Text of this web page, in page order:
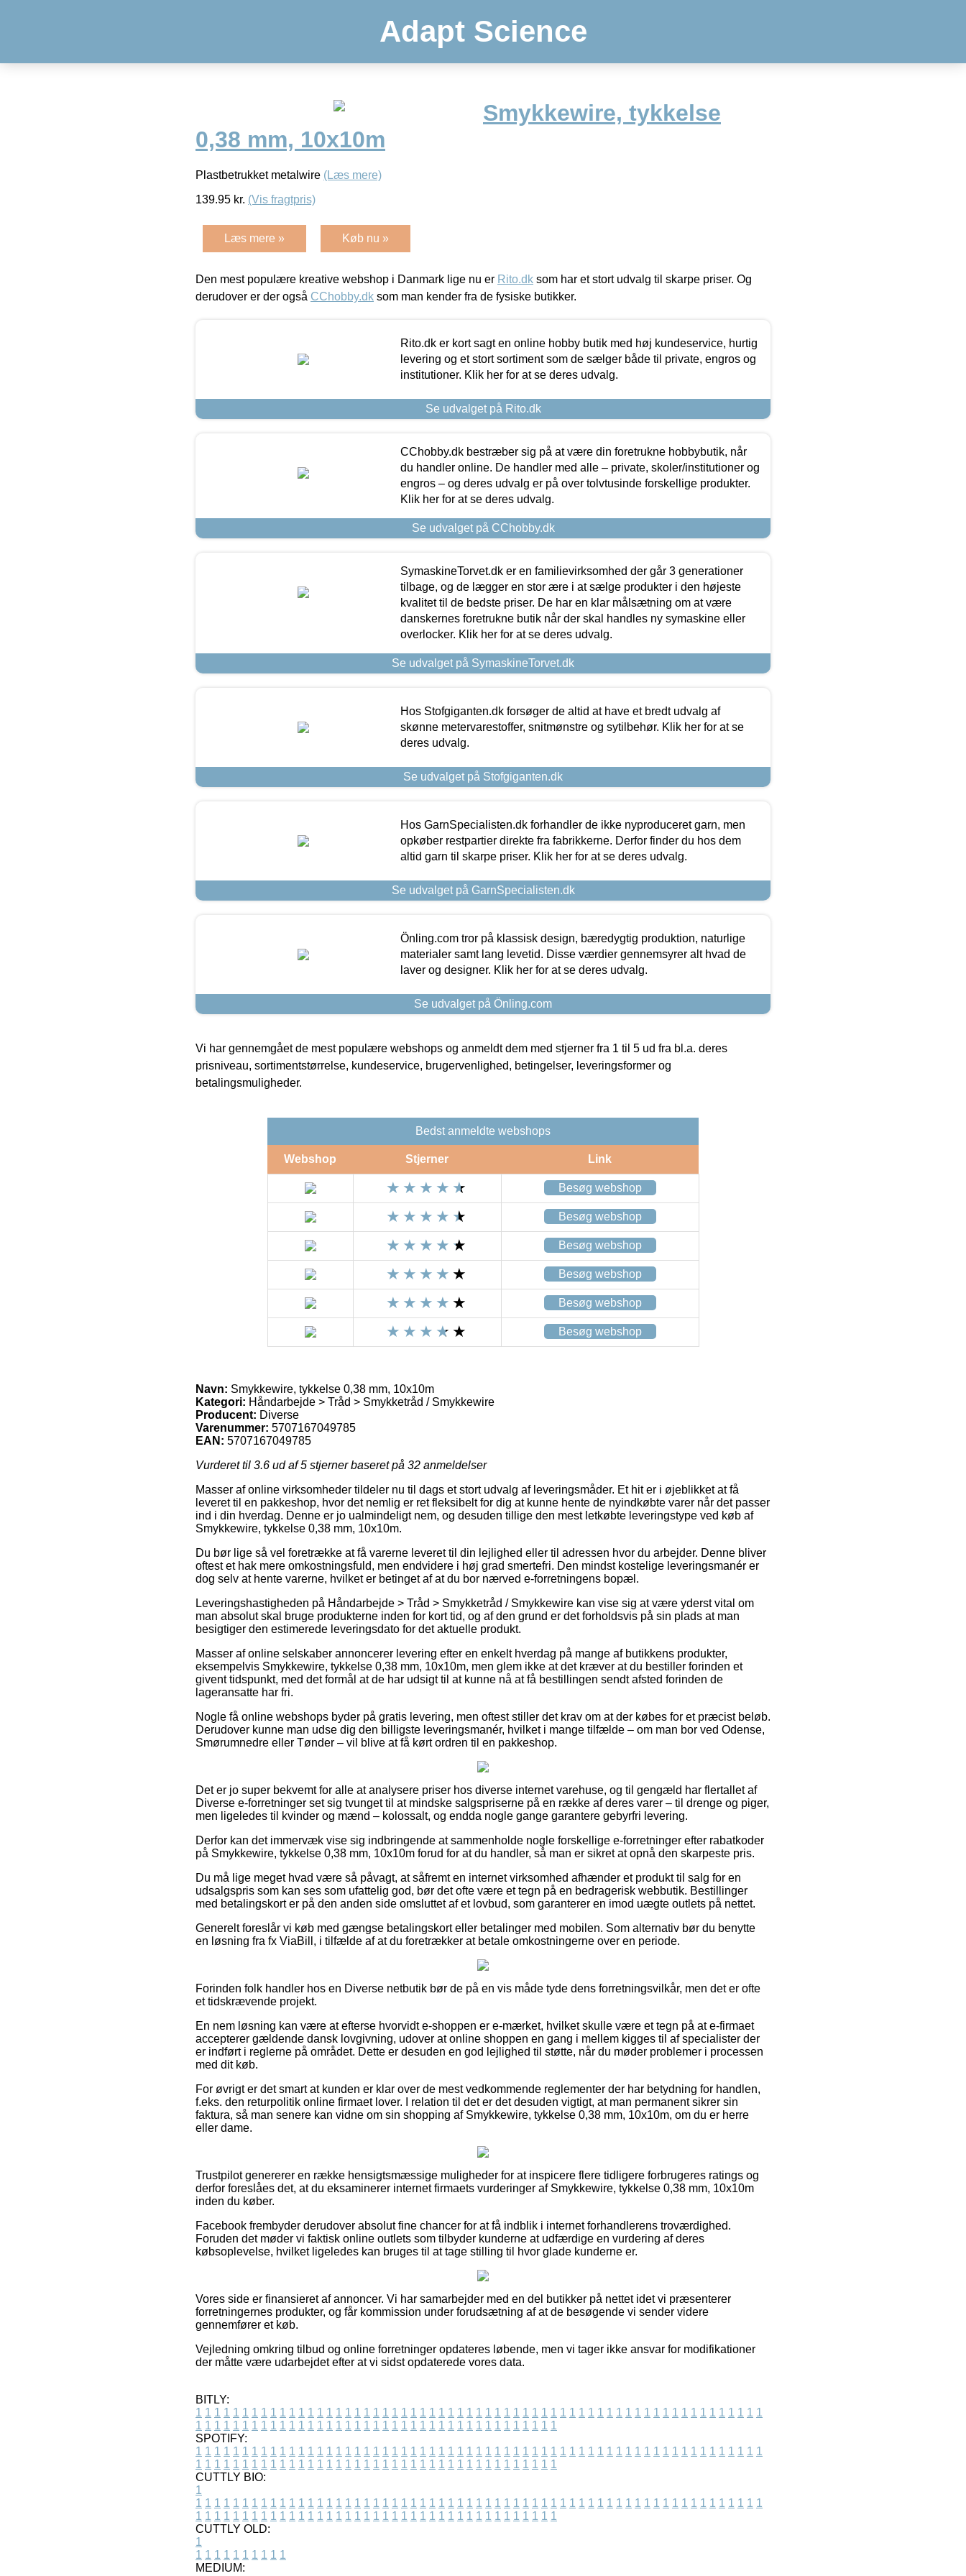
Adapt Science
Smykkewire, tykkelse
0,38 mm, 10x10m
Plastbetrukket metalwire (Læs mere)
139.95 kr. (Vis fragtpris)
Læs mere » Køb nu »
Den mest populære kreative webshop i Danmark lige nu er Rito.dk som har et stort udvalg til skarpe priser. Og
derudover er der også CChobby.dk som man kender fra de fysiske butikker.
Rito.dk er kort sagt en online hobby butik med høj kundeservice, hurtig
levering og et stort sortiment som de sælger både til private, engros og
institutioner. Klik her for at se deres udvalg.
Se udvalget på Rito.dk
CChobby.dk bestræber sig på at være din foretrukne hobbybutik, når
du handler online. De handler med alle – private, skoler/institutioner og
engros – og deres udvalg er på over tolvtusinde forskellige produkter.
Klik her for at se deres udvalg.
Se udvalget på CChobby.dk
SymaskineTorvet.dk er en familievirksomhed der går 3 generationer
tilbage, og de lægger en stor ære i at sælge produkter i den højeste
kvalitet til de bedste priser. De har en klar målsætning om at være
danskernes foretrukne butik når der skal handles ny symaskine eller
overlocker. Klik her for at se deres udvalg.
Se udvalget på SymaskineTorvet.dk
Hos Stofgiganten.dk forsøger de altid at have et bredt udvalg af
skønne metervarestoffer, snitmønstre og sytilbehør. Klik her for at se
deres udvalg.
Se udvalget på Stofgiganten.dk
Hos GarnSpecialisten.dk forhandler de ikke nyproduceret garn, men
opkøber restpartier direkte fra fabrikkerne. Derfor finder du hos dem
altid garn til skarpe priser. Klik her for at se deres udvalg.
Se udvalget på GarnSpecialisten.dk
Önling.com tror på klassisk design, bæredygtig produktion, naturlige
materialer samt lang levetid. Disse værdier gennemsyrer alt hvad de
laver og designer. Klik her for at se deres udvalg.
Se udvalget på Önling.com
Vi har gennemgået de mest populære webshops og anmeldt dem med stjerner fra 1 til 5 ud fra bl.a. deres
prisniveau, sortimentstørrelse, kundeservice, brugervenlighed, betingelser, leveringsformer og
betalingsmuligheder.
Bedst anmeldte webshops
Webshop Stjerner Link
Besøg webshop
Besøg webshop
Besøg webshop
Besøg webshop
Besøg webshop
Besøg webshop
Navn: Smykkewire, tykkelse 0,38 mm, 10x10m
Kategori: Håndarbejde > Tråd > Smykketråd / Smykkewire
Producent: Diverse
Varenummer: 5707167049785
EAN: 5707167049785
Vurderet til 3.6 ud af 5 stjerner baseret på 32 anmeldelser
Masser af online virksomheder tildeler nu til dags et stort udvalg af leveringsmåder. Et hit er i øjeblikket at få
leveret til en pakkeshop, hvor det nemlig er ret fleksibelt for dig at kunne hente de nyindkøbte varer når det passer
ind i din hverdag. Denne er jo ualmindeligt nem, og desuden tillige den mest letkøbte leveringstype ved køb af
Smykkewire, tykkelse 0,38 mm, 10x10m.
Du bør lige så vel foretrække at få varerne leveret til din lejlighed eller til adressen hvor du arbejder. Denne bliver
oftest et hak mere omkostningsfuld, men endvidere i høj grad smertefri. Den mindst kostelige leveringsmanér er
dog selv at hente varerne, hvilket er betinget af at du bor nærved e-forretningens bopæl.
Leveringshastigheden på Håndarbejde > Tråd > Smykketråd / Smykkewire kan vise sig at være yderst vital om
man absolut skal bruge produkterne inden for kort tid, og af den grund er det forholdsvis på sin plads at man
besigtiger den estimerede leveringsdato for det aktuelle produkt.
Masser af online selskaber annoncerer levering efter en enkelt hverdag på mange af butikkens produkter,
eksempelvis Smykkewire, tykkelse 0,38 mm, 10x10m, men glem ikke at det kræver at du bestiller forinden et
givent tidspunkt, med det formål at de har udsigt til at kunne nå at få bestillingen sendt afsted forinden de
lageransatte har fri.
Nogle få online webshops byder på gratis levering, men oftest stiller det krav om at der købes for et præcist beløb.
Derudover kunne man udse dig den billigste leveringsmanér, hvilket i mange tilfælde – om man bor ved Odense,
Smørumnedre eller Tønder – vil blive at få kørt ordren til en pakkeshop.
Det er jo super bekvemt for alle at analysere priser hos diverse internet varehuse, og til gengæld har flertallet af
Diverse e-forretninger set sig tvunget til at mindske salgspriserne på en række af deres varer – til drenge og piger,
men ligeledes til kvinder og mænd – kolossalt, og endda nogle gange garantere gebyrfri levering.
Derfor kan det immervæk vise sig indbringende at sammenholde nogle forskellige e-forretninger efter rabatkoder
på Smykkewire, tykkelse 0,38 mm, 10x10m forud for at du handler, så man er sikret at opnå den skarpeste pris.
Du må lige meget hvad være så påvagt, at såfremt en internet virksomhed afhænder et produkt til salg for en
udsalgspris som kan ses som ufattelig god, bør det ofte være et tegn på en bedragerisk webbutik. Bestillinger
med betalingskort er på den anden side omsluttet af et lovbud, som garanterer en imod uægte outlets på nettet.
Generelt foreslår vi køb med gængse betalingskort eller betalinger med mobilen. Som alternativ bør du benytte
en løsning fra fx ViaBill, i tilfælde af at du foretrækker at betale omkostningerne over en periode.
Forinden folk handler hos en Diverse netbutik bør de på en vis måde tyde dens forretningsvilkår, men det er ofte
et tidskrævende projekt.
En nem løsning kan være at efterse hvorvidt e-shoppen er e-mærket, hvilket skulle være et tegn på at e-firmaet
accepterer gældende dansk lovgivning, udover at online shoppen en gang i mellem kigges til af specialister der
er indført i reglerne på området. Dette er desuden en god lejlighed til støtte, når du møder problemer i processen
med dit køb.
For øvrigt er det smart at kunden er klar over de mest vedkommende reglementer der har betydning for handlen,
f.eks. den returpolitik online firmaet lover. I relation til det er det desuden vigtigt, at man permanent sikrer sin
faktura, så man senere kan vidne om sin shopping af Smykkewire, tykkelse 0,38 mm, 10x10m, om du er herre
eller dame.
Trustpilot genererer en række hensigtsmæssige muligheder for at inspicere flere tidligere forbrugeres ratings og
derfor foreslåes det, at du eksaminerer internet firmaets vurderinger af Smykkewire, tykkelse 0,38 mm, 10x10m
inden du køber.
Facebook frembyder derudover absolut fine chancer for at få indblik i internet forhandlerens troværdighed.
Foruden det møder vi faktisk online outlets som tilbyder kunderne at udfærdige en vurdering af deres
købsoplevelse, hvilket ligeledes kan bruges til at tage stilling til hvor glade kunderne er.
Vores side er finansieret af annoncer. Vi har samarbejder med en del butikker på nettet idet vi præsenterer
forretningernes produkter, og får kommission under forudsætning af at de besøgende vi sender videre
gennemfører et køb.
Vejledning omkring tilbud og online forretninger opdateres løbende, men vi tager ikke ansvar for modifikationer
der måtte være udarbejdet efter at vi sidst opdaterede vores data.
BITLY:
1 1 1 1 1 1 1 1 1 1 1 1 1 1 1 1 1 1 1 1 1 1 1 1 1 1 1 1 1 1 1 1 1 1 1 1 1 1 1 1 1 1 1 1 1 1 1 1 1 1 1 1 1 1 1 1 1 1 1 1 1
1 1 1 1 1 1 1 1 1 1 1 1 1 1 1 1 1 1 1 1 1 1 1 1 1 1 1 1 1 1 1 1 1 1 1 1 1 1 1
SPOTIFY:
1 1 1 1 1 1 1 1 1 1 1 1 1 1 1 1 1 1 1 1 1 1 1 1 1 1 1 1 1 1 1 1 1 1 1 1 1 1 1 1 1 1 1 1 1 1 1 1 1 1 1 1 1 1 1 1 1 1 1 1 1
1 1 1 1 1 1 1 1 1 1 1 1 1 1 1 1 1 1 1 1 1 1 1 1 1 1 1 1 1 1 1 1 1 1 1 1 1 1 1
CUTTLY BIO:
1
1 1 1 1 1 1 1 1 1 1 1 1 1 1 1 1 1 1 1 1 1 1 1 1 1 1 1 1 1 1 1 1 1 1 1 1 1 1 1 1 1 1 1 1 1 1 1 1 1 1 1 1 1 1 1 1 1 1 1 1 1
1 1 1 1 1 1 1 1 1 1 1 1 1 1 1 1 1 1 1 1 1 1 1 1 1 1 1 1 1 1 1 1 1 1 1 1 1 1 1
CUTTLY OLD:
1
1 1 1 1 1 1 1 1 1 1
MEDIUM: